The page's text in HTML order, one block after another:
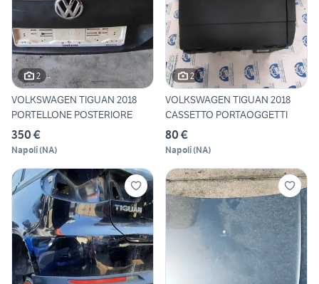
2
VOLKSWAGEN TIGUAN 2018
PORTELLONE POSTERIORE
350 €
Napoli(NA)
2
VOLKSWAGEN TIGUAN 2018
CASSETTO PORTAOGGETTI
80 €
Napoli(NA)